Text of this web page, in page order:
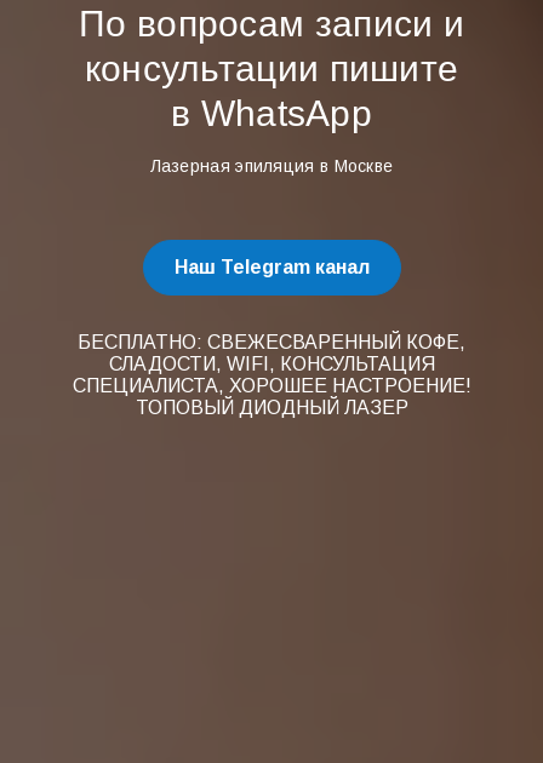
По вопросам записи и
консультации пишите
в WhatsApp
Лазерная эпиляция в Москве
Наш Telegram канал
БЕСПЛАТНО: СВЕЖЕСВАРЕННЫЙ КОФЕ,
СЛАДОСТИ, WIFI, КОНСУЛЬТАЦИЯ
СПЕЦИАЛИСТА, ХОРОШЕЕ НАСТРОЕНИЕ!
ТОПОВЫЙ ДИОДНЫЙ ЛАЗЕР